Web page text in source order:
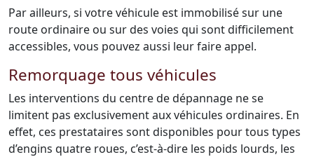
Par ailleurs, si votre véhicule est immobilisé sur une
route ordinaire ou sur des voies qui sont difficilement
accessibles, vous pouvez aussi leur faire appel.
Remorquage tous véhicules
Les interventions du centre de dépannage ne se
limitent pas exclusivement aux véhicules ordinaires. En
effet, ces prestataires sont disponibles pour tous types
d’engins quatre roues, c’est-à-dire les poids lourds, les